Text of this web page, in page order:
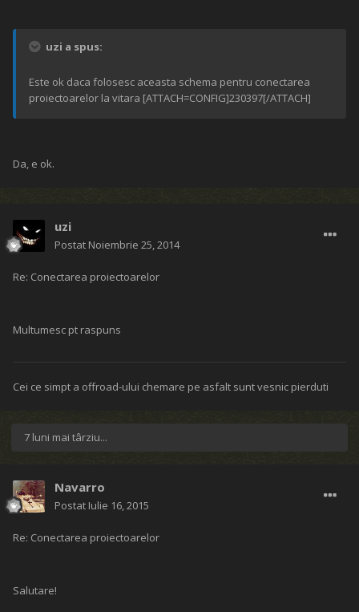
uzi a spus:
Este ok daca folosesc aceasta schema pentru conectarea
proiectoarelor la vitara [ATTACH=CONFIG]230397[/ATTACH]
Da, e ok.
uzi
Postat Noiembrie 25, 2014
Re: Conectarea proiectoarelor
Multumesc pt raspuns
Cei ce simpt a offroad-ului chemare pe asfalt sunt vesnic pierduti
7 luni mai târziu...
Navarro
Postat Iulie 16, 2015
Re: Conectarea proiectoarelor
Salutare!